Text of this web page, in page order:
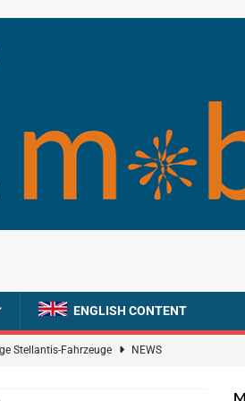
ENGLISH CONTENT
Stellantis-Fahrzeuge NEWS